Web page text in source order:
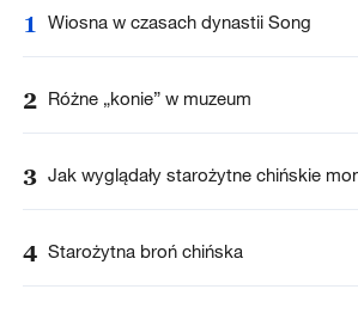
1 Wiosna w czasach dynastii Song
2 Różne „konie” w muzeum
3 Jak wyglądały starożytne chińskie
4 Starożytna broń chińska